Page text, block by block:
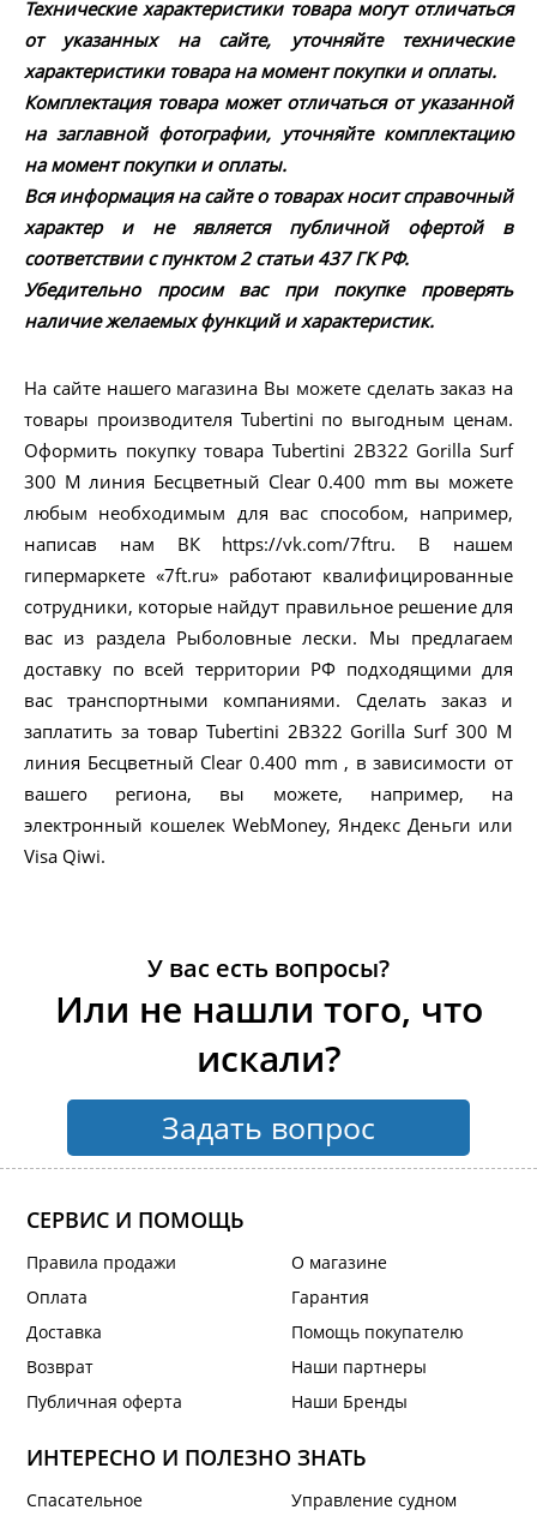
Технические характеристики товара могут отличаться
от указанных на сайте, уточняйте технические
характеристики товара на момент покупки и оплаты.
Комплектация товара может отличаться от указанной
на заглавной фотографии, уточняйте комплектацию
на момент покупки и оплаты.
Вся информация на сайте о товарах носит справочный
характер и не является публичной офертой в
соответствии с пунктом 2 статьи 437 ГК РФ.
Убедительно просим вас при покупке проверять
наличие желаемых функций и характеристик.
На сайте нашего магазина Вы можете сделать заказ на
товары производителя Tubertini по выгодным ценам.
Оформить покупку товара Tubertini 2B322 Gorilla Surf
300 M линия Бесцветный Clear 0.400 mm вы можете
любым необходимым для вас способом, например,
написав нам ВК https://vk.com/7ftru. В нашем
гипермаркете «7ft.ru» работают квалифицированные
сотрудники, которые найдут правильное решение для
вас из раздела Рыболовные лески. Мы предлагаем
доставку по всей территории РФ подходящими для
вас транспортными компаниями. Сделать заказ и
заплатить за товар Tubertini 2B322 Gorilla Surf 300 M
линия Бесцветный Clear 0.400 mm , в зависимости от
вашего региона, вы можете, например, на
электронный кошелек WebMoney, Яндекс Деньги или
Visa Qiwi.
У вас есть вопросы?
Или не нашли того, что
искали?
Задать вопрос
СЕРВИС И ПОМОЩЬ
Правила продажи
Оплата
Доставка
Возврат
Публичная оферта
О магазине
Гарантия
Помощь покупателю
Наши партнеры
Наши Бренды
ИНТЕРЕСНО И ПОЛЕЗНО ЗНАТЬ
Спасательное Управление судном